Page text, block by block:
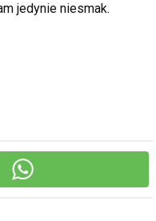
jedynie niesmak.